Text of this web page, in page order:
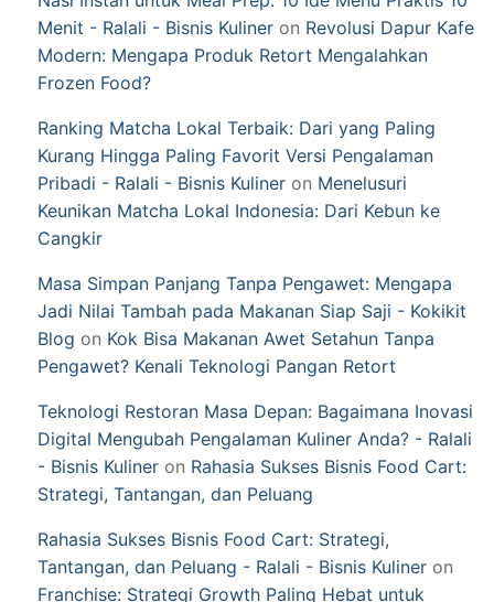
Menit - Ralali - Bisnis Kuliner on Revolusi Dapur Kafe
Modern: Mengapa Produk Retort Mengalahkan
Frozen Food?
Ranking Matcha Lokal Terbaik: Dari yang Paling
Kurang Hingga Paling Favorit Versi Pengalaman
Pribadi - Ralali - Bisnis Kuliner on Menelusuri
Keunikan Matcha Lokal Indonesia: Dari Kebun ke
Cangkir
Masa Simpan Panjang Tanpa Pengawet: Mengapa
Jadi Nilai Tambah pada Makanan Siap Saji - Kokikit
Blog on Kok Bisa Makanan Awet Setahun Tanpa
Pengawet? Kenali Teknologi Pangan Retort
Teknologi Restoran Masa Depan: Bagaimana Inovasi
Digital Mengubah Pengalaman Kuliner Anda? - Ralali
- Bisnis Kuliner on Rahasia Sukses Bisnis Food Cart:
Strategi, Tantangan, dan Peluang
Rahasia Sukses Bisnis Food Cart: Strategi,
Tantangan, dan Peluang - Ralali - Bisnis Kuliner on
Franchise: Strategi Growth Paling Hebat untuk